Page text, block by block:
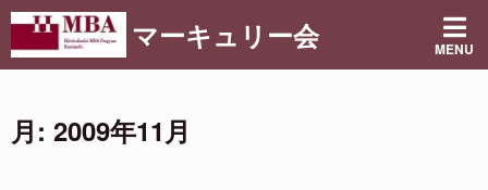
コ
テ
マーキュリー会 MENU
月: 2009年11月